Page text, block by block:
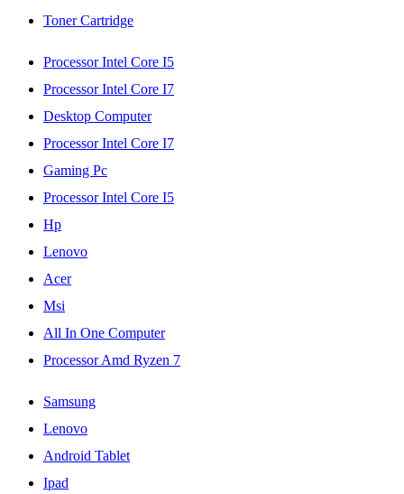
Toner Cartridge
Processor Intel Core I5
Processor Intel Core I7
Desktop Computer
Processor Intel Core I7
Gaming Pc
Processor Intel Core I5
Hp
Lenovo
Acer
Msi
All In One Computer
Processor Amd Ryzen 7
Samsung
Lenovo
Android Tablet
Ipad